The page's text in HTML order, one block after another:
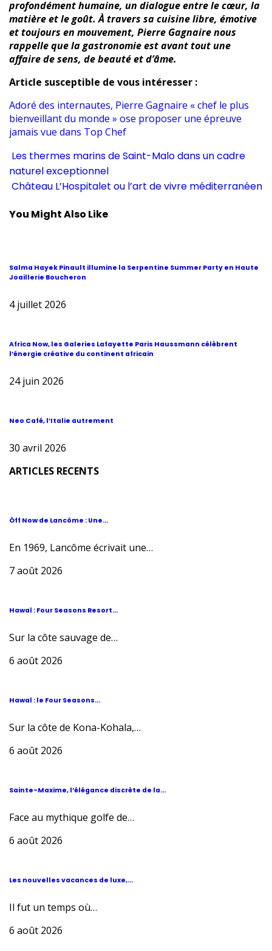
profondément humaine, un dialogue entre le cœur, la
matière et le goût. À travers sa cuisine libre, émotive
et toujours en mouvement, Pierre Gagnaire nous
rappelle que la gastronomie est avant tout une
affaire de sens, de beauté et d’âme.
Article susceptible de vous intéresser :
Adoré des internautes, Pierre Gagnaire « chef le plus
bienveillant du monde » ose proposer une épreuve
jamais vue dans Top Chef
Les thermes marins de Saint-Malo dans un cadre
naturel exceptionnel
Château L’Hospitalet ou l’art de vivre méditerranéen
You Might Also Like
Salma Hayek Pinault illumine la Serpentine Summer Party en Haute
Joaillerie Boucheron
4 juillet 2026
Africa Now, les Galeries Lafayette Paris Haussmann célèbrent
l’énergie créative du continent africain
24 juin 2026
Neo Café, l’Italie autrement
30 avril 2026
ARTICLES RECENTS
Ôff Now de Lancôme : Une...
En 1969, Lancôme écrivait une…
7 août 2026
Hawaï : Four Seasons Resort...
Sur la côte sauvage de…
6 août 2026
Hawaï : le Four Seasons...
Sur la côte de Kona-Kohala,…
6 août 2026
Sainte-Maxime, l’élégance discrète de la...
Face au mythique golfe de…
6 août 2026
Les nouvelles vacances de luxe,...
Il fut un temps où…
6 août 2026